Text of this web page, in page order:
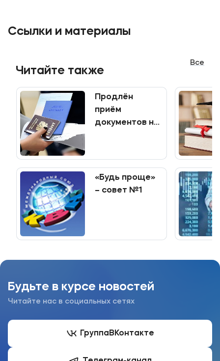
Ссылки и материалы
Читайте также
Все
Продлён
приём
документов на
профессионального
образования
«Будь проще»
– совет №1
Будьте в курсе новостей
Читайте нас в социальных сетях
Группа ВКонтакте